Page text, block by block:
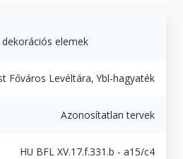
elemek
Főváros Levéltára, Ybl-hagyaték
Azonosítatlan tervek
HU BFL XV.17.f.331.b - a15/c4